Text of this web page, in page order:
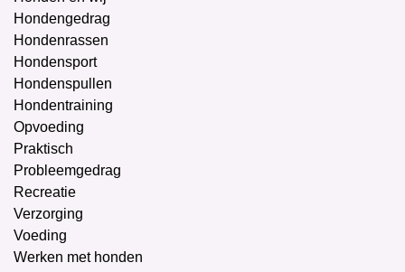
Hondengedrag
Hondenrassen
Hondensport
Hondenspullen
Hondentraining
Opvoeding
Praktisch
Probleemgedrag
Recreatie
Verzorging
Voeding
Werken met honden